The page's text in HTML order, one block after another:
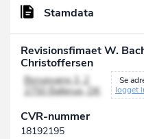
Stamdata
Revisionsfimaet W.
Christoffersen
Borupvang 3, 2
2750 Ballerup, DK
Se
logget
CVR-nummer
18192195